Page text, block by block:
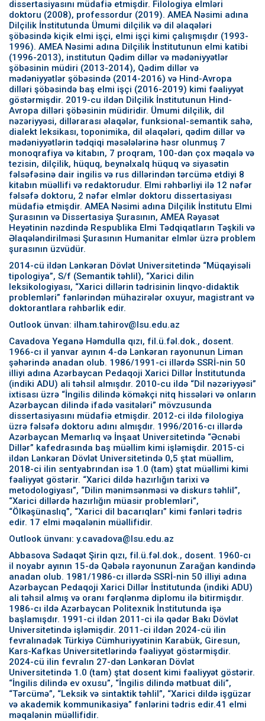
dissertasiyasını müdafiə etmişdir. Filologiya elmləri
doktoru (2008), professordur (2019). AMEA Nəsimi adına
Dilçilik İnstitutunda Ümumi dilçilik və dil əlaqələri
şöbəsində kiçik elmi işçi, elmi işçi kimi çalışmışdır (1993-
1996). AMEA Nəsimi adına Dilçilik İnstitutunun elmi katibi
(1996-2013), institutun Qədim dillər və mədəniyyətlər
şöbəsinin müdiri (2013-2014), Qədim dillər və
mədəniyyətlər şöbəsində (2014-2016) və Hind-Avropa
dilləri şöbəsində baş elmi işçi (2016-2019) kimi fəaliyyət
göstərmişdir. 2019-cu ildən Dilçilik İnstitutunun Hind-
Avropa dilləri şöbəsinin müdiridir. Ümumi dilçilik, dil
nəzəriyyəsi, dillərarası əlaqələr, funksional-semantik sahə,
dialekt leksikası, toponimika, dil əlaqələri, qədim dillər və
mədəniyyətlərin tədqiqi məsələlərinə həsr olunmuş 7
monoqrafiya və kitabın, 7 proqram, 100-dən çox məqalə və
tezisin, dilçilik, hüquq, beynəlxalq hüquq və siyasətin
fəlsəfəsinə dair ingilis və rus dillərindən tərcümə etdiyi 8
kitabın müəllifi və redaktorudur. Elmi rəhbərliyi ilə 12 nəfər
fəlsəfə doktoru, 2 nəfər elmlər doktoru dissertasiyası
müdafiə etmişdir. AMEA Nəsimi adına Dilçilik İnstitutu Elmi
Şurasının və Dissertasiya Şurasının, AMEA Rəyasət
Heyətinin nəzdində Respublika Elmi Tədqiqatların Təşkili və
Əlaqələndirilməsi Şurasının Humanitar elmlər üzrə problem
şurasının üzvüdür.
2014-cü ildən Lənkəran Dövlət Universitetində “Müqayisəli
tipologiya”, S/f (Semantik təhlil), “Xarici dilin
leksikologiyası, “Xarici dillərin tədrisinin linqvo-didaktik
problemləri” fənlərindən mühazirələr oxuyur, magistrant və
doktorantlara rəhbərlik edir.
Outlook ünvan: iIham.tahirov@lsu.edu.az
Cavadova Yeganə Həmdulla qızı, fil.ü.fəl.dok., dosent.
1966-cı il yanvar ayının 4-də Lənkəran rayonunun Liman
şəhərində anadan olub. 1986/1991-ci illərdə SSRİ-nin 50
illiyi adına Azərbaycan Pedaqoji Xarici Dillər İnstitutunda
(indiki ADU) ali təhsil almışdır. 2010-cu ildə “Dil nəzəriyyəsi”
ixtisası üzrə “İngilis dilində köməkçi nitq hissələri və onların
Azərbaycan dilində ifadə vasitələri” mövzusunda
dissertasiyasını müdafiə etmişdir. 2012-ci ildə filologiya
üzrə fəlsəfə doktoru adını almışdır. 1996/2016-cı illərdə
Azərbaycan Memarlıq və İnşaat Universitetində “Əcnəbi
Dillər” kafedrasında baş müəllim kimi işləmişdir. 2015-ci
ildən Lənkəran Dövlət Universitetində 0,5 ştat müəllim,
2018-ci ilin sentyabrından isə 1.0 (tam) ştat müəllimi kimi
fəaliyyət göstərir. “Xarici dildə hazırlığın tarixi və
metodologiyası”, “Dilin mənimsənməsi və diskurs təhlil”,
“Xarici dillərdə hazırlığın müasir problemləri”,
“Ölkəşünaslıq”, “Xarici dil bacarıqları” kimi fənləri tədris
edir. 17 elmi məqalənin müəllifidir.
Outlook ünvanı: y.cavadova@lsu.edu.az
Abbasova Sədaqət Şirin qızı, fil.ü.fəl.dok., dosent. 1960-cı
il noyabr ayının 15-də Qəbələ rayonunun Zarağan kəndində
anadan olub. 1981/1986-cı illərdə SSRİ-nin 50 illiyi adına
Azərbaycan Pedaqoji Xarici Dillər İnstitutunda (indiki ADU)
ali təhsil almış və oranı fərqlənmə diplomu ilə bitirmişdır.
1986-cı ildə Azərbaycan Politexnik İnstitutunda işə
başlamışdır. 1991-ci ildən 2011-ci ilə qədər Bakı Dövlət
Universitetində işləmişdir. 2011-ci ildən 2024-cü ilin
fevralınadək Türkiyə Cümhuriyyətinin Karabük, Giresun,
Kars-Kafkas Universitetlərində fəaliyyət göstərmişdir.
2024-cü ilin fevralın 27-dən Lənkəran Dövlət
Universitetində 1.0 (tam) ştat dosent kimi fəaliyyət göstərir.
“İngilis dilində ev oxusu”, “İngilis dilində mətbuat dili”,
“Tərcümə”, “Leksik və sintaktik təhlil”, “Xarici dildə işgüzar
və akademik kommunikasiya” fənlərini tədris edir.41 elmi
məqalənin müəllifidir.